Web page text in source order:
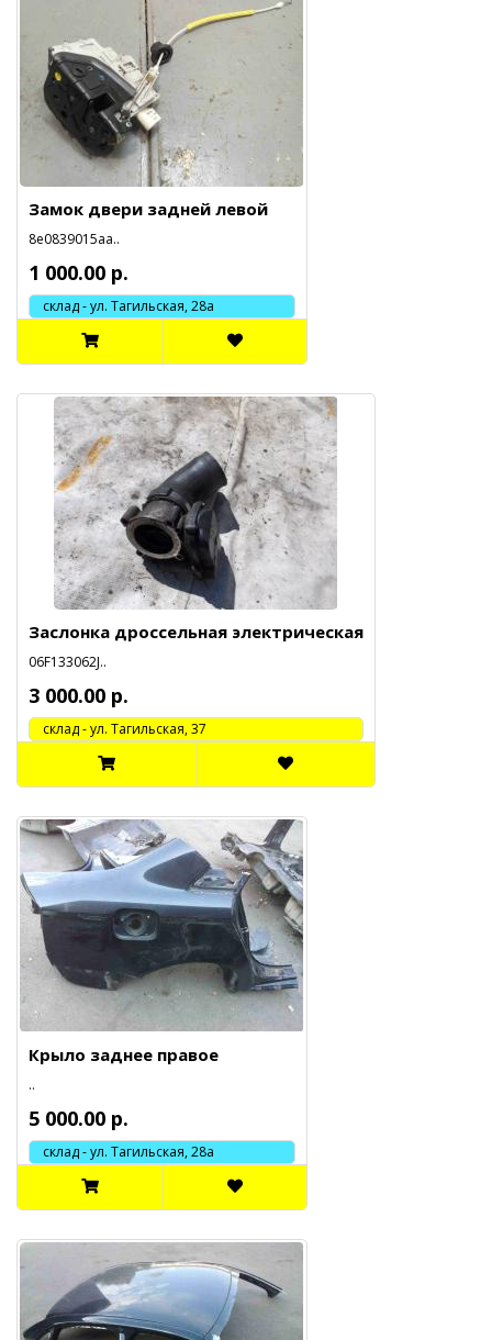
Замок двери задней левой
8e0839015aa..
1 000.00 р.
склад - ул. Тагильская, 28а
Заслонка дроссельная электрическая
06F133062J..
3 000.00 р.
cклад - ул. Тагильская, 37
Крыло заднее правое
..
5 000.00 р.
склад - ул. Тагильская, 28а